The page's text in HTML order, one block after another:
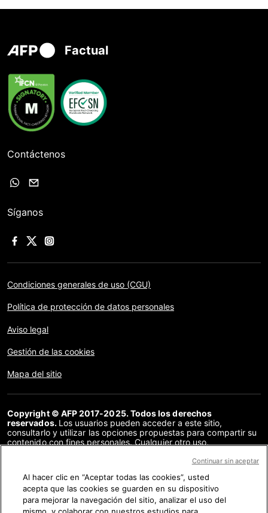
Factual
Contáctenos
Síganos
Condiciones generales de uso (CGU)
Política de protección de datos personales
Aviso legal
Gestión de las cookies
Mapa del sitio
Copyright © AFP 2017-2025. Todos los derechos
reservados. Los usuarios pueden acceder a este sitio,
consultarlo y utilizar las opciones propuestas para compartir su
contenido con fines personales. Cualquier otro uso,
distribución del contenido de este sitio, en su totalidad o en
acuerdo específico firmado con la AFP, está estrictamente
prohibido. Los elementos analizados en cada verificación se
presentan o se enlazan en tanto en cuanto son necesarios para
la correcta comprensión de la verificación en cuestión. La AFP
Al hacer clic en “Aceptar todas las cookies”, usted
acepta que las cookies se guarden en su dispositivo
para mejorar la navegación del sitio, analizar el uso del
Continuar sin aceptar